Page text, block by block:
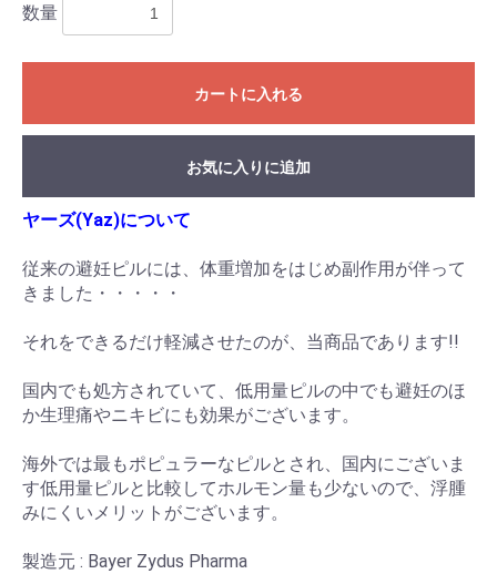
数量
カートに入れる
お気に入りに追加
ヤーズ(Yaz)について
従来の避妊ピルには、体重増加をはじめ副作用が伴って
きました・・・・・
それをできるだけ軽減させたのが、当商品であります!!
国内でも処方されていて、低用量ピルの中でも避妊のほ
か生理痛やニキビにも効果がございます。
海外では最もポピュラーなピルとされ、国内にございま
す低用量ピルと比較してホルモン量も少ないので、浮腫
みにくいメリットがございます。
製造元 : Bayer Zydus Pharma